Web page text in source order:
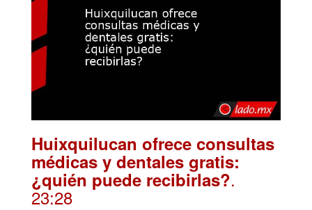
Huixquilucan ofrece consultas
médicas y dentales gratis:
¿quién puede recibirlas?.
23:28